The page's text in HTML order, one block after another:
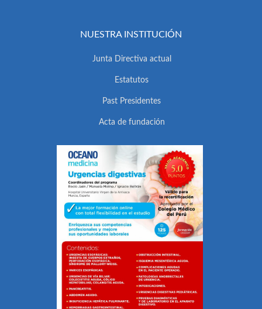
NUESTRA INSTITUCIÓN
Junta Directiva actual
Estatutos
Past Presidentes
Acta de fundación